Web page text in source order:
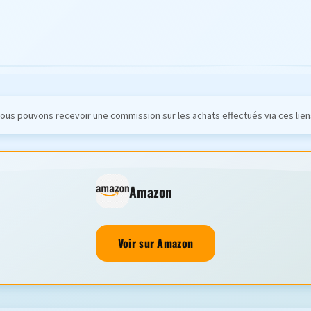
pouvons recevoir une commission sur les achats effectués via ces
Amazon
Voir sur Amazon